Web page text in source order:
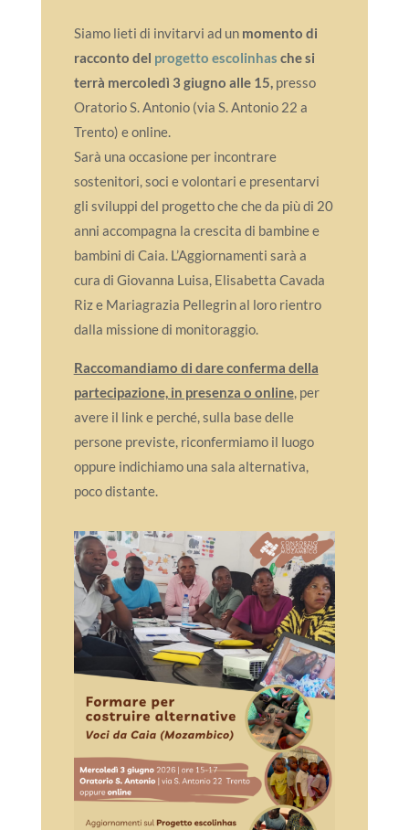
Siamo lieti di invitarvi ad unmomento di
racconto del progetto escolinhas che si
terrà mercoledì 3 giugno alle 15, presso
Oratorio S. Antonio (via S. Antonio 22 a
Trento) e online.
Sarà una occasione per incontrare
sostenitori, soci e volontari e presentarvi
gli sviluppi del progetto che che da più di 20
anni accompagna la crescita di bambine e
bambini di Caia. L’Aggiornamenti sarà a
cura di Giovanna Luisa, Elisabetta Cavada
Riz e Mariagrazia Pellegrin al loro rientro
dalla missione di monitoraggio.
Raccomandiamo di dare conferma della
partecipazione, in presenza o online, per
avere il link e perché, sulla base delle
persone previste, riconfermiamo il luogo
oppure indichiamo una sala alternativa,
poco distante.